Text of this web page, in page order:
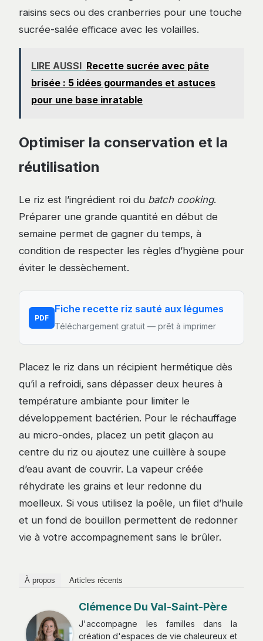
raisins secs ou des cranberries pour une touche
sucrée-salée efficace avec les volailles.
LIRE AUSSI Recette sucrée avec pâte
brisée : 5 idées gourmandes et astuces
pour une base inratable
Optimiser la conservation et la
réutilisation
Le riz est l’ingrédient roi du batch cooking.
Préparer une grande quantité en début de
semaine permet de gagner du temps, à
condition de respecter les règles d’hygiène pour
éviter le dessèchement.
PDF
Fiche recette riz sauté aux légumes
Téléchargement gratuit — prêt à imprimer
Placez le riz dans un récipient hermétique dès
qu’il a refroidi, sans dépasser deux heures à
température ambiante pour limiter le
développement bactérien. Pour le réchauffage
au micro-ondes, placez un petit glaçon au
centre du riz ou ajoutez une cuillère à soupe
d’eau avant de couvrir. La vapeur créée
réhydrate les grains et leur redonne du
moelleux. Si vous utilisez la poêle, un filet d’huile
et un fond de bouillon permettent de redonner
vie à votre accompagnement sans le brûler.
À propos Articles récents
Clémence Du Val-Saint-Père
J'accompagne les familles dans la
création d'espaces de vie chaleureux et